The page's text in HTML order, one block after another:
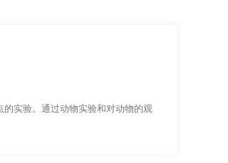
实验。通过动物实验和对动物的观